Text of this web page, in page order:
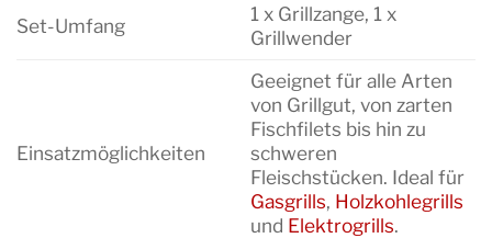
Set-Umfang
1 x Grillzange, 1 x
Grillwender
Einsatzmöglichkeiten
Geeignet für alle Arten
von Grillgut, von zarten
Fischfilets bis hin zu
schweren
Fleischstücken. Ideal für
Gasgrills, Holzkohlegrills
und Elektrogrills.